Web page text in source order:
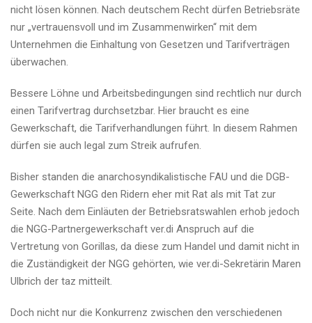
nicht lösen können. Nach deutschem Recht dürfen Betriebsräte
nur „vertrauensvoll und im Zusammenwirken“ mit dem
Unternehmen die Einhaltung von Gesetzen und Tarifverträgen
überwachen.
Bessere Löhne und Arbeitsbedingungen sind rechtlich nur durch
einen Tarifvertrag durchsetzbar. Hier braucht es eine
Gewerkschaft, die Tarifverhandlungen führt. In diesem Rahmen
dürfen sie auch legal zum Streik aufrufen.
Bisher standen die anarchosyndikalistische FAU und die DGB-
Gewerkschaft NGG den Ridern eher mit Rat als mit Tat zur
Seite. Nach dem Einläuten der Betriebsratswahlen erhob jedoch
die NGG-Partnergewerkschaft ver.di Anspruch auf die
Vertretung von Gorillas, da diese zum Handel und damit nicht in
die Zuständigkeit der NGG gehörten, wie ver.di-Sekretärin Maren
Ulbrich der taz mitteilt.
Doch nicht nur die Konkurrenz zwischen den verschiedenen